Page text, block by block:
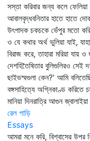
সস্তা করিবার জন্য কলে ফেলিয়া
আবালবৃদ্ধবনিতার হাতে হাতে
উৎপাদক চকচকে ভেঁপুর মতো
ও যে কথার অর্থ ভুলিয়া যাই,
বিরাজ করে, তাহারা মরিয়া যায়
দেশহিতৈষিতার বুলিগুলিরও সেই
ছাইভস্মগুলা কেন?' আমি
বঙ্গসাহিত্যে অগ্নিকাণ্ড
মানিয়া দিনরাত্রি আগুন
রেল গাড়ি
Essays
আমরা মনে করি, বিশ্বাসের উপর